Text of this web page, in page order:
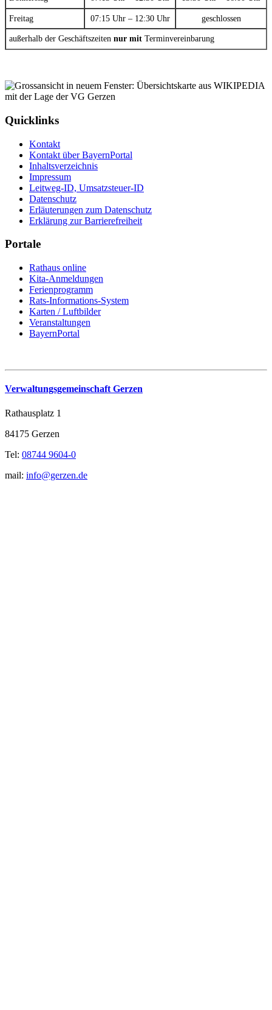
Freitag 07:15 Uhr – 12:30 Uhr geschlossen
außerhalb der Geschäftszeiten nur mit Terminvereinbarung
Quicklinks
Kontakt
Kontakt über BayernPortal
Inhaltsverzeichnis
Impressum
Leitweg-ID, Umsatzsteuer-ID
Datenschutz
Erläuterungen zum Datenschutz
Erklärung zur Barrierefreiheit
Portale
Rathaus online
Kita-Anmeldungen
Ferienprogramm
Rats-Informations-System
Karten / Luftbilder
Veranstaltungen
BayernPortal
Verwaltungsgemeinschaft Gerzen
Rathausplatz 1
84175 Gerzen
Tel: 08744 9604-0
mail: info@gerzen.de